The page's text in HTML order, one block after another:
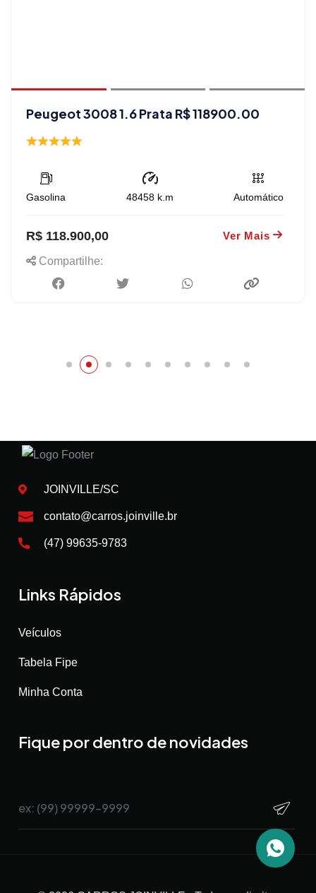
Peugeot 3008 1.6 Prata R$ 118900.00
Gasolina 48458k.m Automático
R$ 118.900,00 Ver Mais
Compartilhe:
JOINVILLE/SC
contato@carros.joinville.br
(47) 99635-9783
Links Rápidos
Veículos
Tabela Fipe
Minha Conta
Fique por dentro de novidades